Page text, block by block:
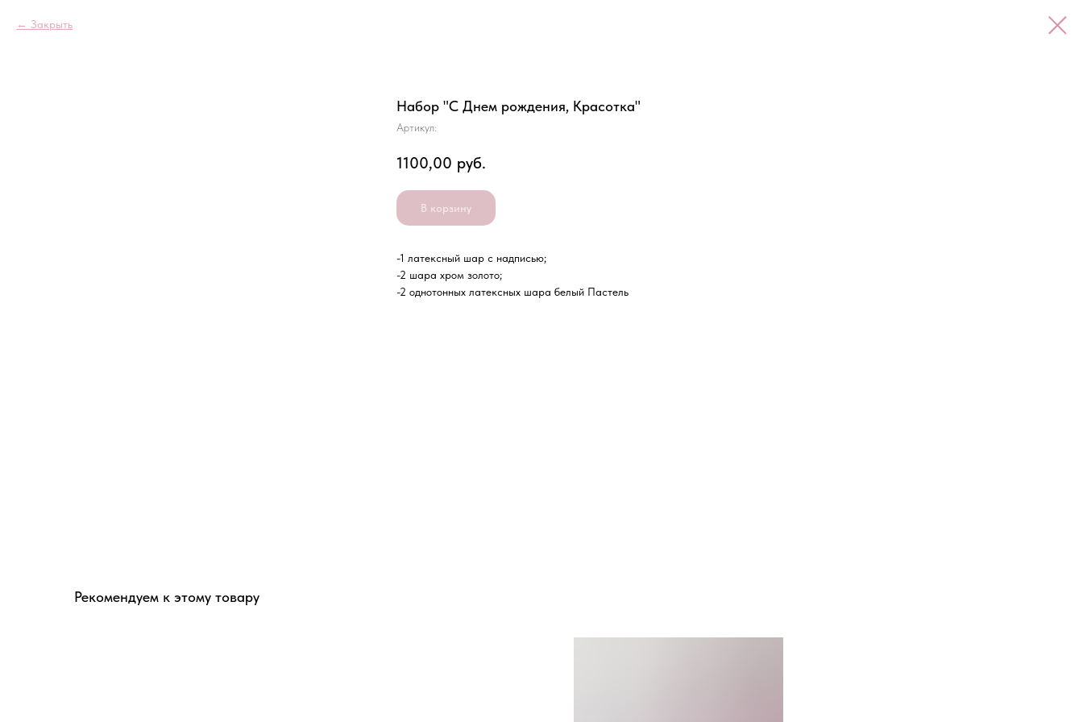
Закрыть
Набор "С Днем рождения, Красотка"
Артикул:
1100,00 руб.
В корзину
-1 латексный шар с надписью;
-2 шара хром золото;
-2 однотонных латексных шара белый Пастель
Рекомендуем к этому товару